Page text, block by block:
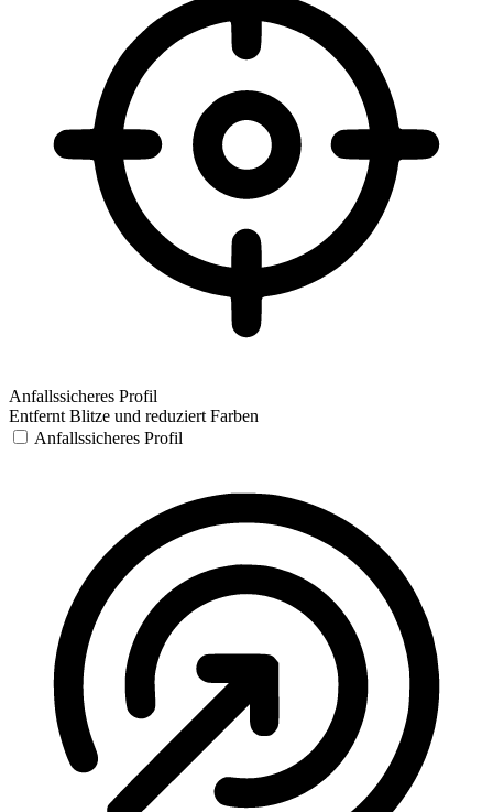
Anfallssicheres Profil
Entfernt Blitze und reduziert Farben
Anfallssicheres Profil